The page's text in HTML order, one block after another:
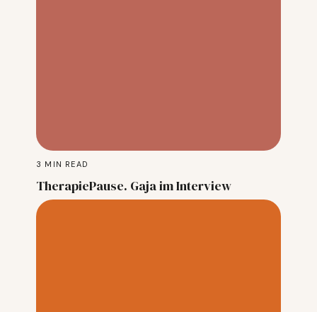
3 MIN READ
TherapiePause. Gaja im Interview